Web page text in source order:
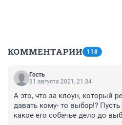
КОММЕНТАРИИ 118
Гость
31 августа 2021, 21:34
А это, что за клоун, который
давать кому- то выбор!?
какое его собачье дело до